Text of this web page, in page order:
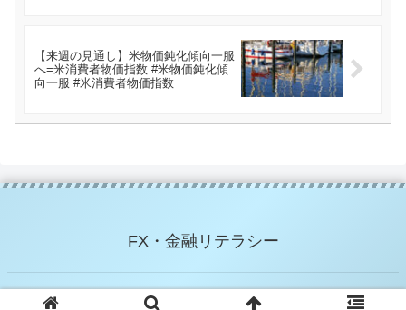
【来週の見通し】米物価鈍化傾向一服
へ=米消費者物価指数 #米物価鈍化傾
向一服 #米消費者物価指数
FX・金融リテラシー